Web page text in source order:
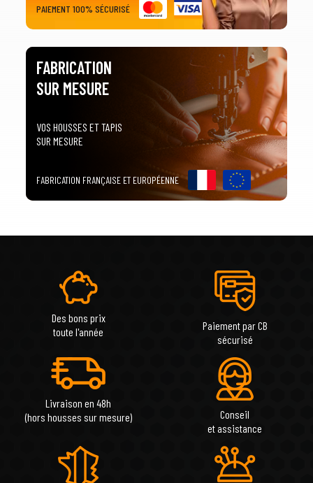
PAIEMENT 100% SÉCURISÉ
FABRICATION
SUR MESURE
VOS HOUSSES ET TAPIS
SUR MESURE
FABRICATION FRANÇAISE ET EUROPÉENNE
Des bons prix
toute l'année
Paiement par CB
sécurisé
Livraison en 48h
(hors housses sur mesure)
Conseil
et assistance